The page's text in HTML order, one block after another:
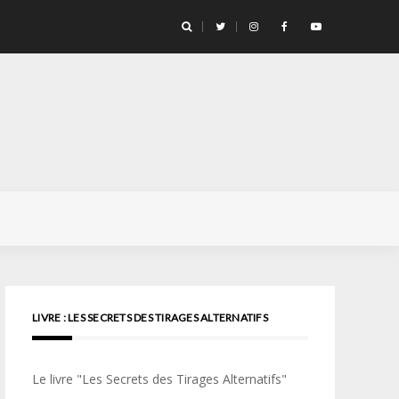
LIVRE : LES SECRETS DES TIRAGES ALTERNATIFS
Le livre "Les Secrets des Tirages Alternatifs"